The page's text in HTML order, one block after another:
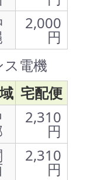
2,000
円
電機
宅配便
2,310
円
2,310
円